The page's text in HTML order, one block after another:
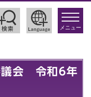
toggle
メニュー
議会 令和6年